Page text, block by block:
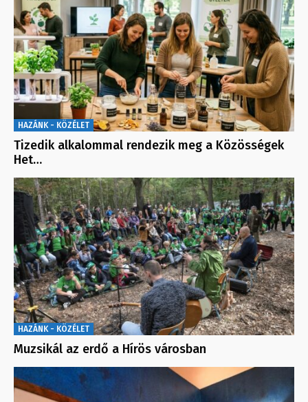
HAZÁNK - KÖZÉLET
Tizedik alkalommal rendezik meg a Közösségek
Het…
HAZÁNK - KÖZÉLET
Muzsikál az erdő a Hírös városban